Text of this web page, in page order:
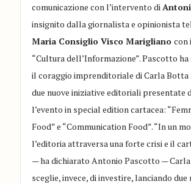
comunicazione con l’intervento di
insignito dalla giornalista e opinionista
Maria Consiglio Visco Mariglianocon
“Cultura dell’Informazione”. Pascotto
il coraggio imprenditoriale di Carla Botta
due nuove iniziative editoriali presentate
l’evento in special edition cartacea: “
Food” e “Communication Food”. “In un
l’editoria attraversa una forte crisi e il
— ha dichiarato Antonio Pascotto —
sceglie, invece, di investire, lanciando due